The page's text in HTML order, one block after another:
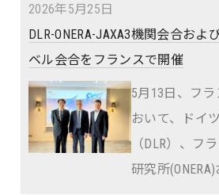
2026年5月25日
DLR-ONERA-JAXA3機関会合およ
ベル会合をフランスで開催
5月13日、フ
おいて、ドイ
（DLR）、フ
研究所(ONERA)